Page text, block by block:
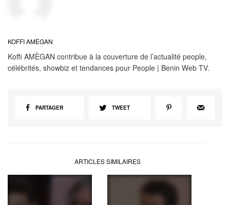
KOFFI AMÈGAN
Koffi AMÈGAN contribue à la couverture de l’actualité people,
célébrités, showbiz et tendances pour People | Benin Web TV.
PARTAGER TWEET
ARTICLES SIMILAIRES